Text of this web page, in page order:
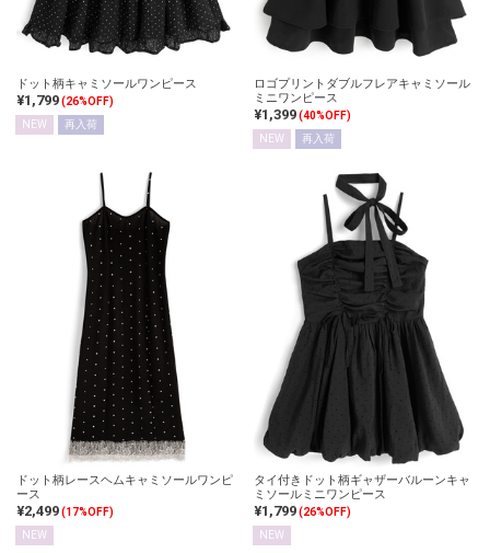
ドット柄キャミソールワンピース
¥1,799(26%OFF)
NEW
再入荷
ロゴプリントダブルフレアキャミソール
ミニワンピース
¥1,399(40%OFF)
NEW
再入荷
ドット柄レースヘムキャミソールワンピ
ース
¥2,499(17%OFF)
NEW
タイ付きドット柄ギャザーバルーンキャ
ミソールミニワンピース
¥1,799(26%OFF)
NEW